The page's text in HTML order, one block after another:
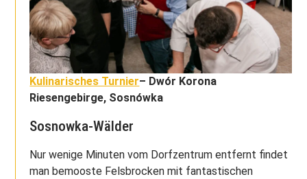
Kulinarisches Turnier– Dwór Korona
Riesengebirge, Sosnówka
Sosnowka-Wälder
Nur wenige Minuten vom Dorfzentrum entfernt findet
man bemooste Felsbrocken mit fantastischen